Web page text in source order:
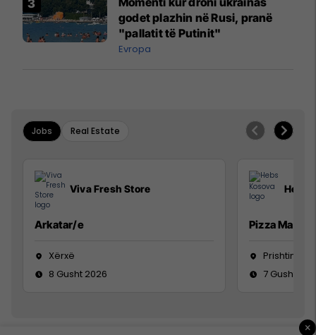
godet plazhin në Rusi, pranë
"pallatit të Putinit"
Evropa
Jobs Real Estate
Viva Fresh Store
Arkatar/e
Xërxë
8 Gusht 2026
Hebs
Pizza Man
Prishtinë
7 Gusht
×